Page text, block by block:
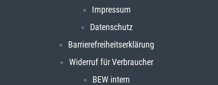
Impressum
Datenschutz
Barrierefreiheitserklärung
Widerruf für Verbraucher
BEW intern